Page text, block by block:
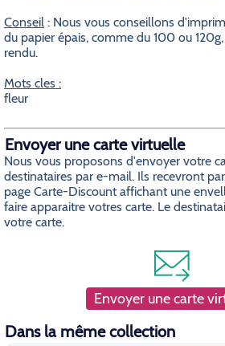
Conseil : Nous vous conseillons
du papier épais, comme du 100 ou
rendu.
Mots cles :
fleur
Envoyer une carte virtuelle
Nous vous proposons d'envoyer votre
destinataires par e-mail. Ils recevront
page Carte-Discount affichant une
faire apparaitre votres carte. Le
votre carte.
Envoyer une carte
Dans la même collection